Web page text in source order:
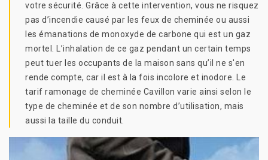
votre sécurité. Grâce à cette intervention, vous ne risquez
pas d’incendie causé par les feux de cheminée ou aussi
les émanations de monoxyde de carbone qui est un gaz
mortel. L’inhalation de ce gaz pendant un certain temps
peut tuer les occupants de la maison sans qu’il ne s'en
rende compte, car il est à la fois incolore et inodore. Le
tarif ramonage de cheminée Cavillon varie ainsi selon le
type de cheminée et de son nombre d’utilisation, mais
aussi la taille du conduit.